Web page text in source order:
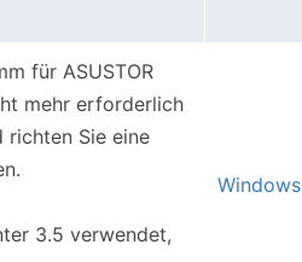
für ASUSTOR
mehr erforderlich
richten Sie eine
3.5 verwendet,
Windows